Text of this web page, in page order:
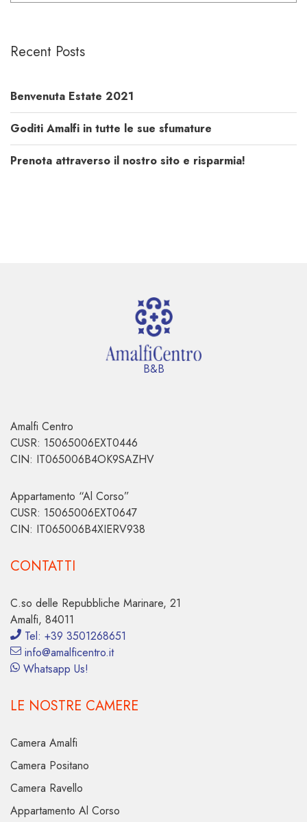
Recent Posts
Benvenuta Estate 2021
Goditi Amalfi in tutte le sue sfumature
Prenota attraverso il nostro sito e risparmia!
B&B
Amalfi Centro
CUSR: 15065006EXT0446
CIN: IT065006B4OK9SAZHV
Appartamento “Al Corso”
CUSR: 15065006EXT0647
CIN: IT065006B4XIERV938
CONTATTI
C.so delle Repubbliche Marinare, 21
Amalfi, 84011
Tel: +39 3501268651
info@amalficentro.it
Whatsapp Us!
LE NOSTRE CAMERE
Camera Amalfi
Camera Positano
Camera Ravello
Appartamento Al Corso